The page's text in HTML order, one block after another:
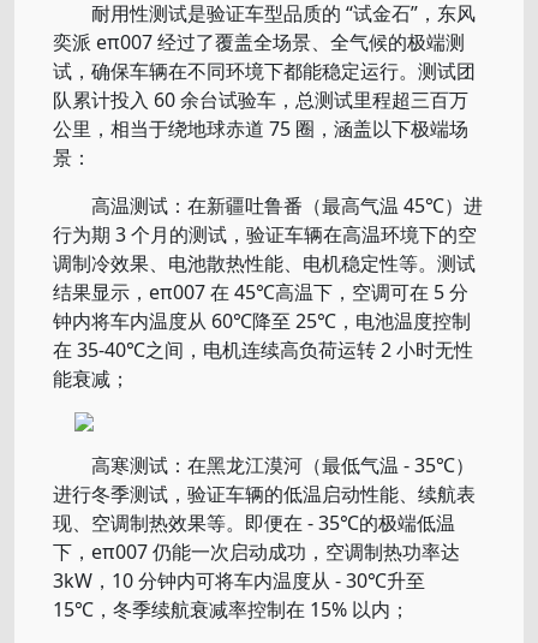
耐用性测试是验证车型品质的 “试金石”，东风
奕派 eπ007 经过了覆盖全场景、全气候的极端测
试，确保车辆在不同环境下都能稳定运行。测试团
队累计投入 60 余台试验车，总测试里程超三百万
公里，相当于绕地球赤道 75 圈，涵盖以下极端场
景：
高温测试：在新疆吐鲁番（最高气温 45℃）进
行为期 3 个月的测试，验证车辆在高温环境下的空
调制冷效果、电池散热性能、电机稳定性等。测试
结果显示，eπ007 在 45℃高温下，空调可在 5 分
钟内将车内温度从 60℃降至 25℃，电池温度控制
在 35-40℃之间，电机连续高负荷运转 2 小时无性
能衰减；
高寒测试：在黑龙江漠河（最低气温 - 35℃）
进行冬季测试，验证车辆的低温启动性能、续航表
现、空调制热效果等。即便在 - 35℃的极端低温
下，eπ007 仍能一次启动成功，空调制热功率达
3kW，10 分钟内可将车内温度从 - 30℃升至
15℃，冬季续航衰减率控制在 15% 以内；